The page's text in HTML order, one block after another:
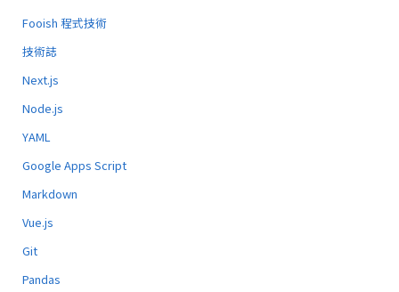
Fooish 程式技術
技術誌
Next.js
Node.js
YAML
Google Apps Script
Markdown
Vue.js
Git
Pandas